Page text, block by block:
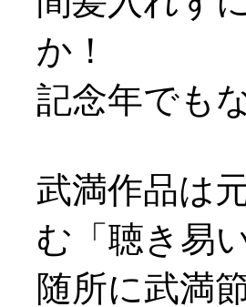
か！
記念年でも
武満作品は
む「聴き易
随所に武満